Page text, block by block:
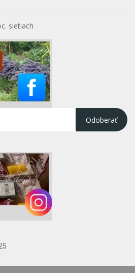
sietiach
Odoberať